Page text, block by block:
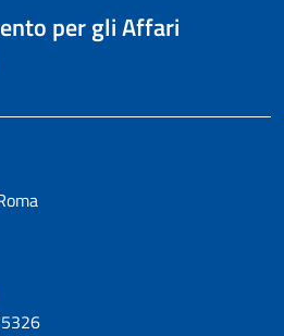
per gli Affari